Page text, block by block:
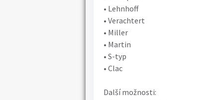
• Lehnhoff
• Verachtert
• Miller
• Martin
• S-typ
• Clac
Další možnosti: